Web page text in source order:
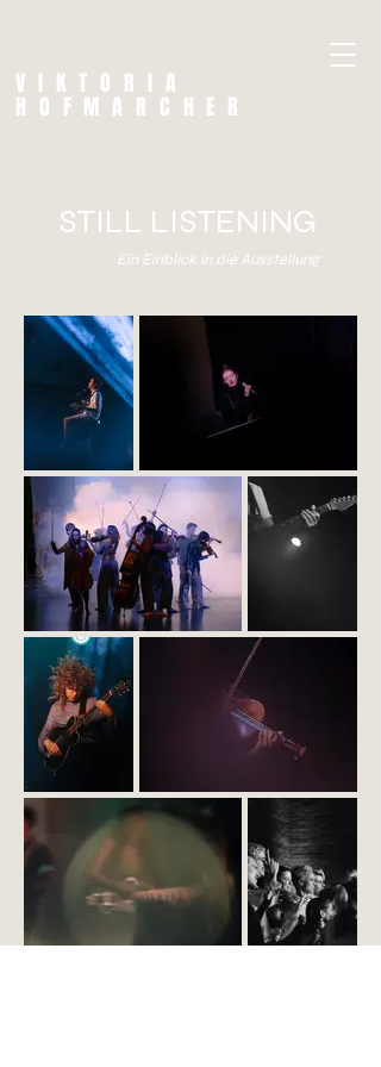
VIKTORIA
HOFMARCHER
STILL LISTENING
Ein Einblick in die Ausstellung